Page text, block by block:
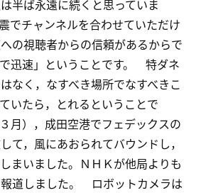
半ば永遠に続くと思っていま
でチャンネルを合わせていただけ
の視聴者からの信頼があるからで
迅速」ということです。 特ダネ
なく，なすべき場所でなすべきこ
いたら，とれるということで
月），成田空港でフェデックスの
て，風にあおられてバウンドし，
まいました。ＮＨＫが他局よりも
道しました。 ロボットカメラは